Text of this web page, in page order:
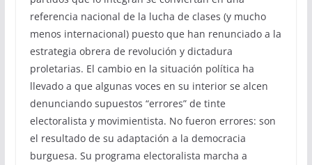
referencia nacional de la lucha de clases (y mucho
menos internacional) puesto que han renunciado a la
estrategia obrera de revolución y dictadura
proletarias. El cambio en la situación política ha
llevado a que algunas voces en su interior se alcen
denunciando supuestos “errores” de tinte
electoralista y movimientista. No fueron errores: son
el resultado de su adaptación a la democracia
burguesa. Su programa electoralista marcha a